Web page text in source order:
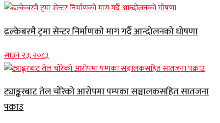
ढल्केबरमै ट्रमा सेन्टर निर्माणको माग गर्दै आन्दोलनको घोषणा
साउन २३, २०८३
ट्याङ्करबाट तेल चोरेको आरोपमा पम्पका सञ्चालकसहित सातजना
पक्राउ